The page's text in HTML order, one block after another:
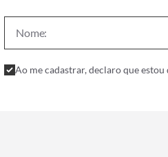
Ao me cadastrar, declaro que estou